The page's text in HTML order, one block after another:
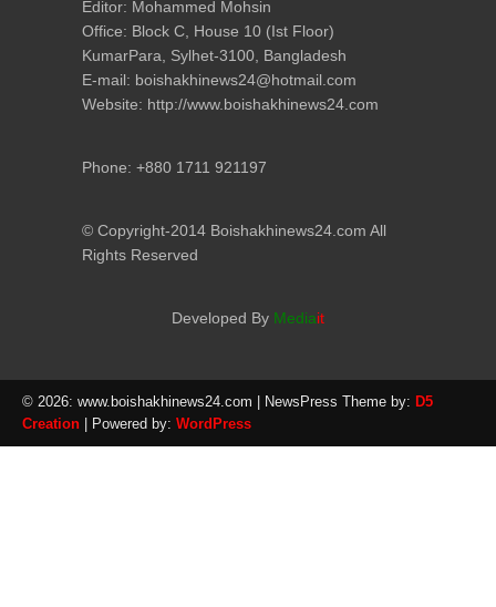
Editor: Mohammed Mohsin
Office: Block C, House 10 (Ist Floor)
KumarPara, Sylhet-3100, Bangladesh
E-mail: boishakhinews24@hotmail.com
Website: http://www.boishakhinews24.com
Phone: +880 1711 921197
© Copyright-2014 Boishakhinews24.com All
Rights Reserved
Developed By Mediait
© 2026: www.boishakhinews24.com | NewsPress Theme by: D5
Creation | Powered by: WordPress